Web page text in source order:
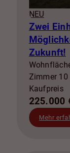
NEU
Zwei
Zukunft!
Zimmer 10
Kaufpreis
225.000
Mehr